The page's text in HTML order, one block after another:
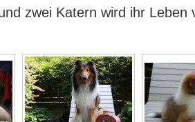
zwei Katern wird ihr Leben